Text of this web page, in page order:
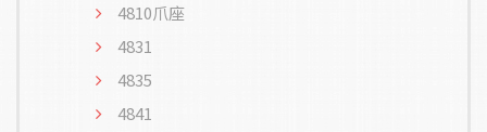
4810爪座
4831
4835
4841